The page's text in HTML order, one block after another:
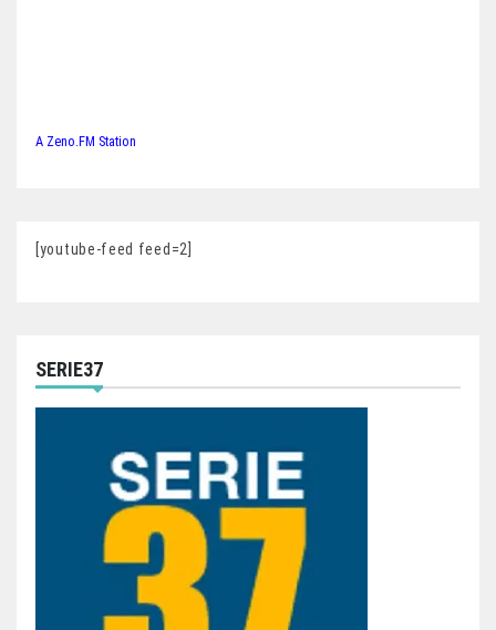
A Zeno.FM Station
[youtube-feed feed=2]
SERIE37